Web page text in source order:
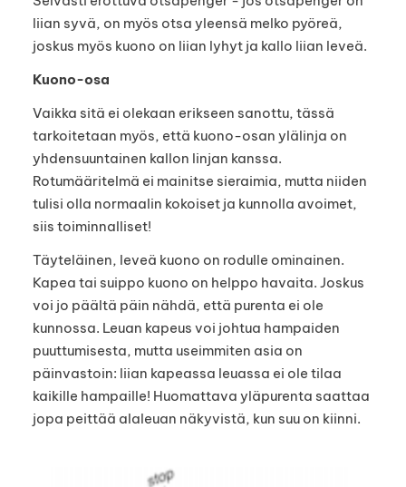
liian syvä, on myös otsa yleensä melko pyöreä,
joskus myös kuono on liian lyhyt ja kallo liian leveä.
Kuono-osa
Vaikka sitä ei olekaan erikseen sanottu, tässä
tarkoitetaan myös, että kuono-osan ylälinja on
yhdensuuntainen kallon linjan kanssa.
Rotumääritelmä ei mainitse sieraimia, mutta niiden
tulisi olla normaalin kokoiset ja kunnolla avoimet,
siis toiminnalliset!
Täyteläinen, leveä kuono on rodulle ominainen.
Kapea tai suippo kuono on helppo havaita. Joskus
voi jo päältä päin nähdä, että purenta ei ole
kunnossa. Leuan kapeus voi johtua hampaiden
puuttumisesta, mutta useimmiten asia on
päinvastoin: liian kapeassa leuassa ei ole tilaa
kaikille hampaille! Huomattava yläpurenta saattaa
jopa peittää alaleuan näkyvistä, kun suu on kiinni.